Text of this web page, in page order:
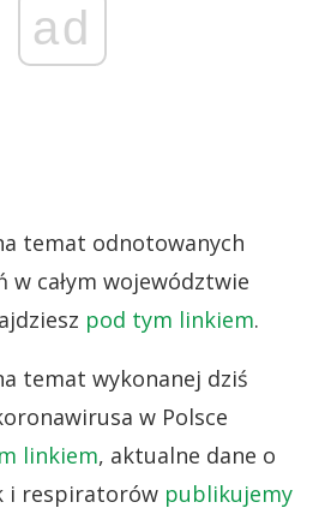
ad
temat odnotowanych
w całym województwie
pod tym linkiem.
temat wykonanej dziś
w Polsce
linkiem, aktualne dane o
i respiratorów publikujemy